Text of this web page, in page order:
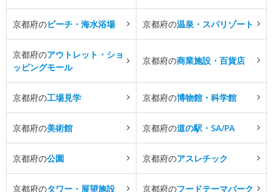
京都府のビーチ・海水浴場 京都府の温泉・スパリゾート
京都府のアウトレット・ショ
ッピングモール
京都府の商業施設・百貨店
京都府の工場見学 京都府の博物館・科学館
京都府の美術館 京都府の道の駅・SA/PA
京都府の公園 京都府のアスレチック
京都府のタワー・展望施設 京都府のフードテーマパーク